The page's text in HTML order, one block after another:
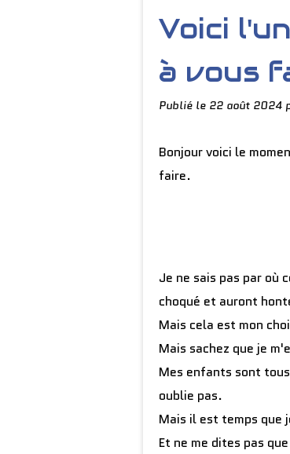
Voici
à vous
Publié le 22 août 2024
Bonjour voici le
faire.
Je ne sais pas par où
choqué et auront
Mais cela est mon
Mais sachez que je
Mes enfants sont
oublie pas.
Mais il est temps que
Et ne me dites pas